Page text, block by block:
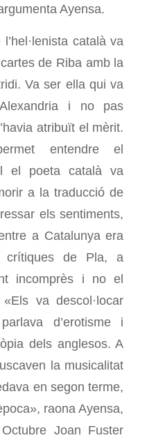
Ayensa.
català va
de Riba amb la
Va ser ella qui va
i no pas
atribuït el mèrit.
entendre el
el poeta català va
a la traducció de
els sentiments,
a Catalunya era
crítiques de Pla, a
incomprès i no el
va descol·locar
d’erotisme i
dels anglesos. A
la musicalitat
en segon terme,
raona Ayensa,
Joan Fuster